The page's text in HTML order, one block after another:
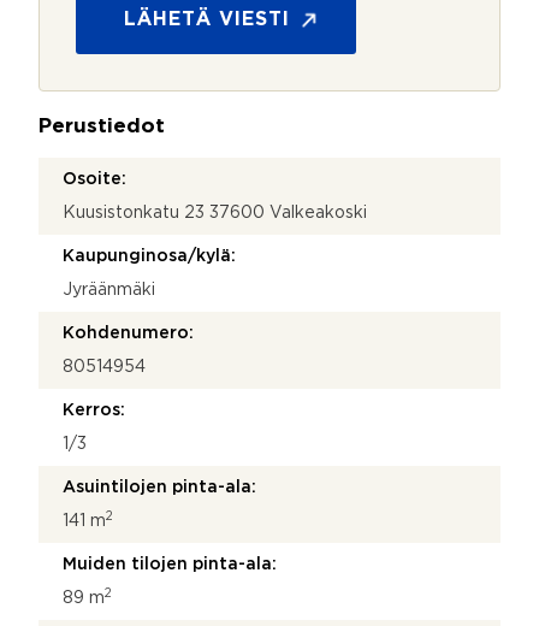
*
k
o
LÄHETÄ VIESTI
Perustiedot
Osoite:
Kuusistonkatu 23 37600 Valkeakoski
Kaupunginosa/kylä:
Jyräänmäki
Kohdenumero:
80514954
Kerros:
1/3
Asuintilojen pinta-ala:
141 m2
Muiden tilojen pinta-ala:
89 m2